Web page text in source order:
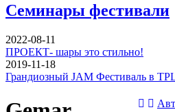
Семинары фестивали
2022-08-11
ПРОЕКТ- шары это стильно!
2019-11-18
Грандиозный JAM Фестиваль в